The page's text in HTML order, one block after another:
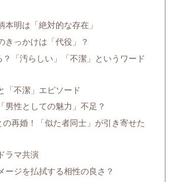
本明は「絶対的な存在」
きっかけは「代役」？
？「汚らしい」「不潔」というワード
「不潔」エピソード
男性としての魅力」不足？
の再婚！「似た者同士」が引き寄せた
ラマ共演
ージを払拭する相性の良さ？